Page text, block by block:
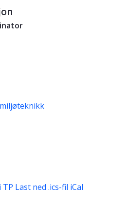
TP Last ned .ics-fil iCal